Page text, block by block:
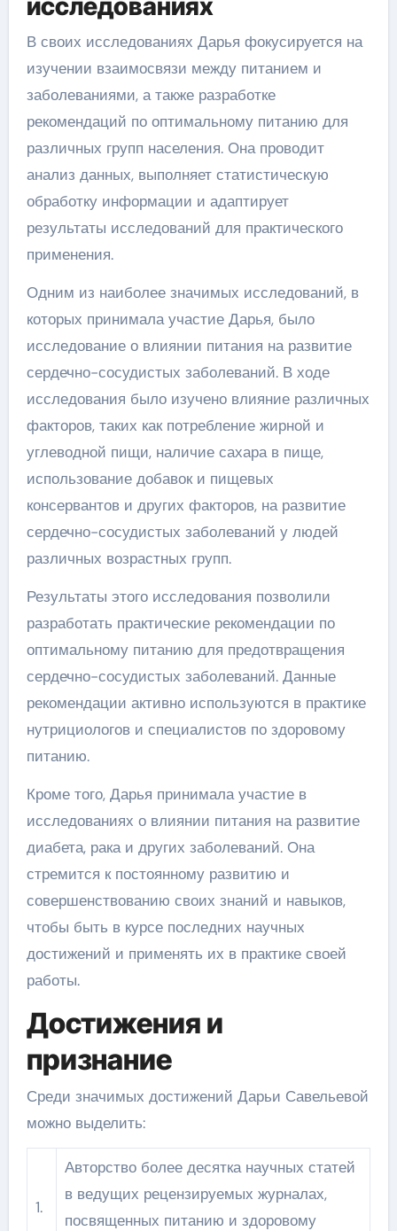
исследованиях
В своих исследованиях Дарья фокусируется на
изучении взаимосвязи между питанием и
заболеваниями, а также разработке
рекомендаций по оптимальному питанию для
различных групп населения. Она проводит
анализ данных, выполняет статистическую
обработку информации и адаптирует
результаты исследований для практического
применения.
Одним из наиболее значимых исследований, в
которых принимала участие Дарья, было
исследование о влиянии питания на развитие
сердечно-сосудистых заболеваний. В ходе
исследования было изучено влияние различных
факторов, таких как потребление жирной и
углеводной пищи, наличие сахара в пище,
использование добавок и пищевых
консервантов и других факторов, на развитие
сердечно-сосудистых заболеваний у людей
различных возрастных групп.
Результаты этого исследования позволили
разработать практические рекомендации по
оптимальному питанию для предотвращения
сердечно-сосудистых заболеваний. Данные
рекомендации активно используются в практике
нутрициологов и специалистов по здоровому
питанию.
Кроме того, Дарья принимала участие в
исследованиях о влиянии питания на развитие
диабета, рака и других заболеваний. Она
стремится к постоянному развитию и
совершенствованию своих знаний и навыков,
чтобы быть в курсе последних научных
достижений и применять их в практике своей
работы.
Достижения и
признание
Среди значимых достижений Дарьи Савельевой
можно выделить:
1.
Авторство более десятка научных статей
в ведущих рецензируемых журналах,
посвященных питанию и здоровому